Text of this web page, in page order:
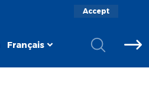
Accept
Français